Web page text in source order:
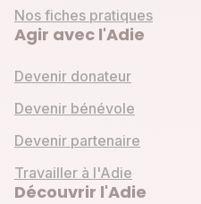
Nos fiches pratiques
Agir avec l'Adie
Devenir donateur
Devenir bénévole
Devenir partenaire
Travailler à l'Adie
Découvrir l'Adie